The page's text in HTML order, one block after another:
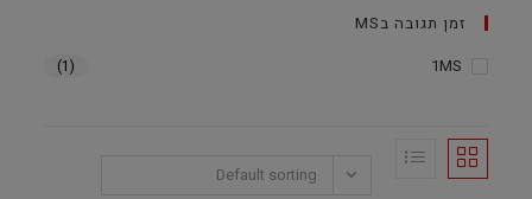
זמן תגובה בMS
1MS
(1)
Default sorting